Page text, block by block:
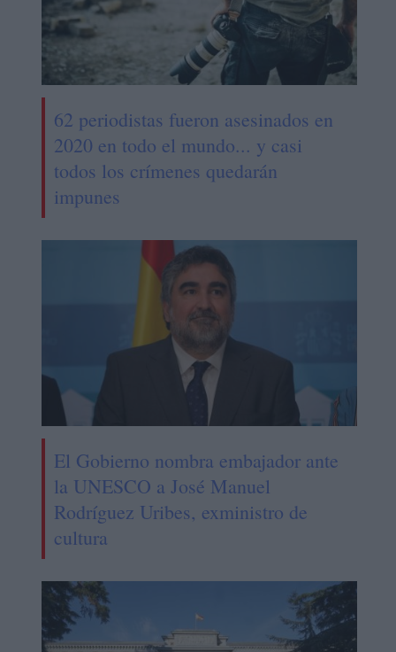
62 periodistas fueron asesinados en
2020 en todo el mundo... y casi
todos los crímenes quedarán
impunes
El Gobierno nombra embajador ante
la UNESCO a José Manuel
Rodríguez Uribes, exministro de
cultura